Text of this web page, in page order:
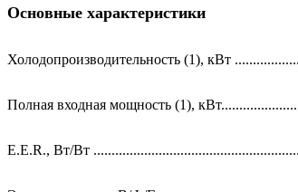
Основные характеристики
Холодопроизводительность (1), кВт
Полная входная мощность (1),
E.E.R., Вт/Вт